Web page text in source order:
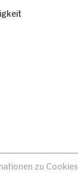
zu Cookies